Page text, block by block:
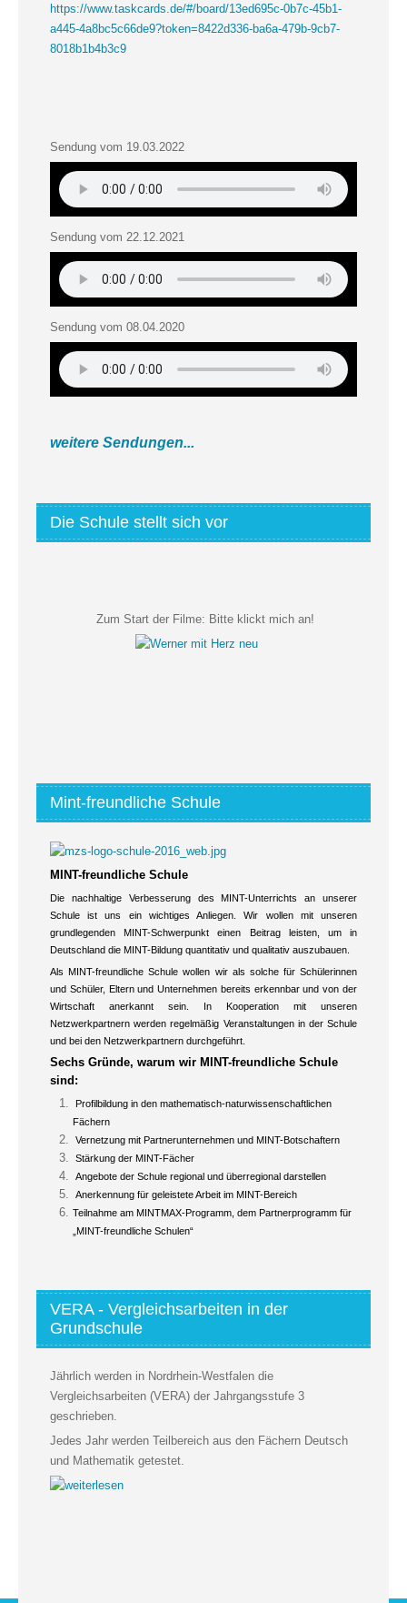
https://www.taskcards.de/#/board/13ed695c-0b7c-45b1-
a445-4a8bc5c66de9?token=8422d336-ba6a-479b-9cb7-
8018b1b4b3c9
Sendung vom 19.03.2022
Sendung vom 22.12.2021
Sendung vom 08.04.2020
weitere Sendungen...
Die Schule stellt sich vor
Zum Start der Filme: Bitte klickt mich an!
Mint-freundliche Schule
MINT-freundliche Schule
Die nachhaltige Verbesserung des MINT-Unterrichts an unserer
Schule ist uns ein wichtiges Anliegen. Wir wollen mit unseren
grundlegenden MINT-Schwerpunkt einen Beitrag leisten, um in
Deutschland die MINT-Bildung quantitativ und qualitativ auszubauen.
Als MINT-freundliche Schule wollen wir als solche für Schülerinnen
und Schüler, Eltern und Unternehmen bereits erkennbar und von der
Wirtschaft anerkannt sein. In Kooperation mit unseren
Netzwerkpartnern werden regelmäßig Veranstaltungen in der Schule
und bei den Netzwerkpartnern durchgeführt.
Sechs Gründe, warum wir MINT-freundliche Schule
sind:
Profilbildung in den mathematisch-naturwissenschaftlichen
Fächern
Vernetzung mit Partnerunternehmen und MINT-Botschaftern
Stärkung der MINT-Fächer
Angebote der Schule regional und überregional darstellen
Anerkennung für geleistete Arbeit im MINT-Bereich
Teilnahme am MINTMAX-Programm, dem Partnerprogramm für
„MINT-freundliche Schulen“
VERA - Vergleichsarbeiten in der
Grundschule
Jährlich werden in Nordrhein-Westfalen die
Vergleichsarbeiten (VERA) der Jahrgangsstufe 3
geschrieben.
Jedes Jahr werden Teilbereich aus den Fächern Deutsch
und Mathematik getestet.